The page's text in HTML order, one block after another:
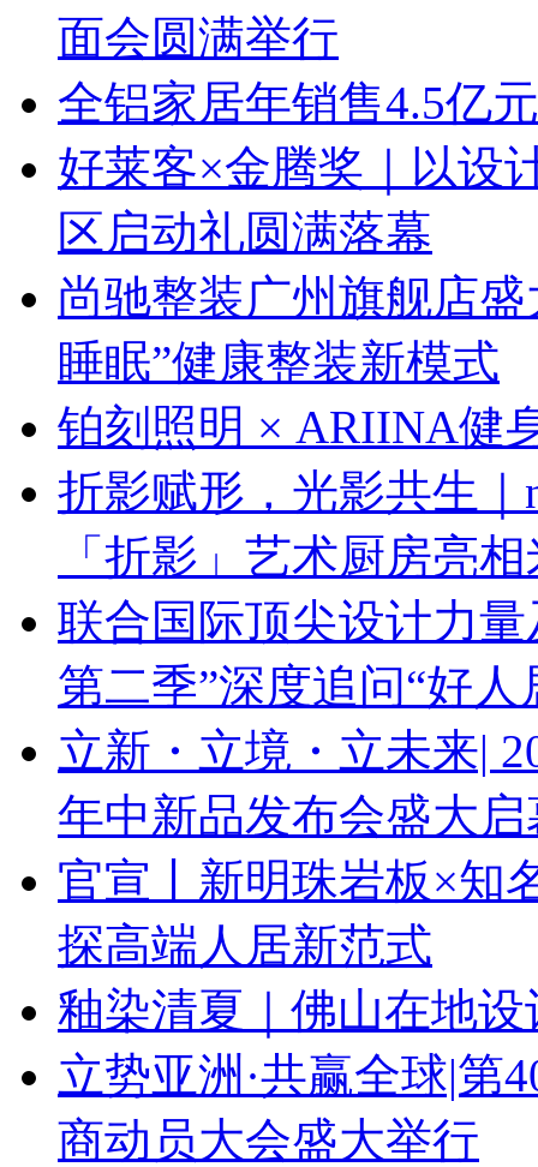
面会圆满举行
全铝家居年销售4.5亿
好莱客×金腾奖｜以设
区启动礼圆满落幕
尚驰整装广州旗舰店
睡眠”健康整装新模式
铂刻照明 × ARIINA健
折影赋形，光影共生
「折影」艺术厨房亮
联合国际顶尖设计力
第二季”深度追问“好人
立新・立境・立未来|
年中新品发布会盛大启
官宣丨新明珠岩板×知
探高端人居新范式
釉染清夏｜佛山在地
立势亚洲·共赢全球|第
商动员大会盛大举行